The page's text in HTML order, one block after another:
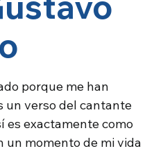
porque me han
un verso del cantante
es exactamente como
un momento de mi vida